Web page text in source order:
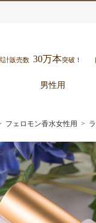
計販売数 30万本突破！
男性用
フェロモン香水女性用 >